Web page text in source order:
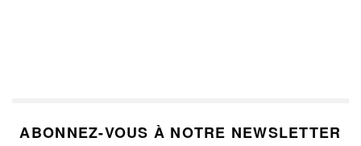
ABONNEZ-VOUS À NOTRE NEWSLETTER